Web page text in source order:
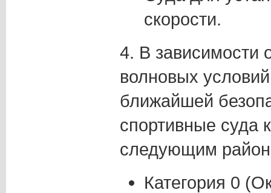
скорости.
4. В зависимости
волновых
ближайшей
спортивные суда
следующим
Категория 0